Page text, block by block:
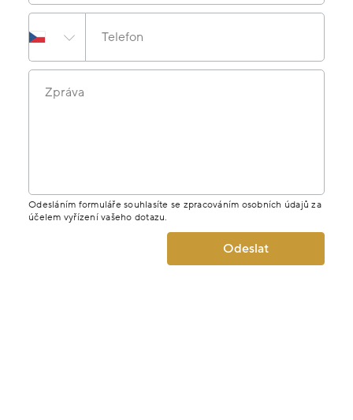
Telefon
Zpráva
Odesláním formuláře souhlasíte se zpracováním osobních údajů za
účelem vyřízení vašeho dotazu.
Odeslat